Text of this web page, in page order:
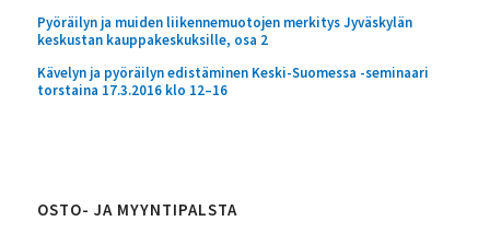
Pyöräilyn ja muiden liikennemuotojen merkitys Jyväskylän
keskustan kauppakeskuksille, osa 2
Kävelyn ja pyöräilyn edistäminen Keski-Suomessa -seminaari
torstaina 17.3.2016 klo 12–16
OSTO- JA MYYNTIPALSTA